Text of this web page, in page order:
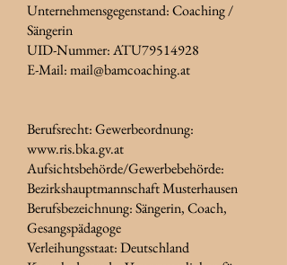
Unternehmensgegenstand: Coaching /
Sängerin
UID-Nummer:ATU79514928
E-Mail: mail@bamcoaching.at
Berufsrecht: Gewerbeordnung:
www.ris.bka.gv.at
Aufsichtsbehörde/Gewerbebehörde:
Bezirkshauptmannschaft Musterhausen
Berufsbezeichnung: Sängerin, Coach,
Gesangspädagoge
Verleihungsstaat: Deutschland